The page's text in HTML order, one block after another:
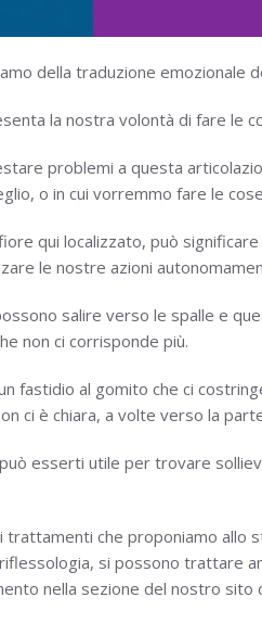
della traduzione emozionale
la nostra volontà di fare le
problemi a questa
o in cui vorremmo fare le
qui localizzato, può
le nostre azioni
salire verso le spalle e
non ci corrisponde più.
fastidio al gomito che ci
ci è chiara, a volte verso la
esserti utile per trovare
trattamenti che proponiamo allo
si possono trattare
nella sezione del nostro sito